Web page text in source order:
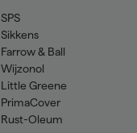
SPS
Sikkens
Farrow & Ball
Wijzonol
Little Greene
PrimaCover
Rust-Oleum